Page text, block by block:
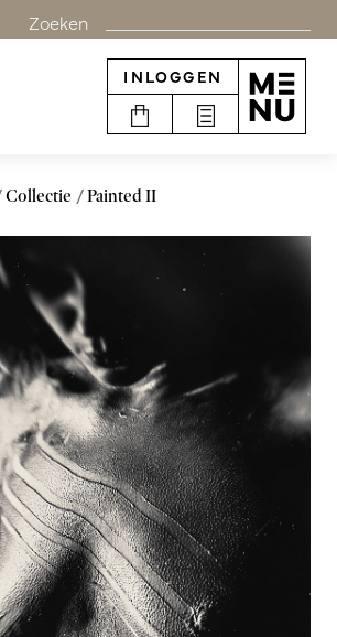
Zoeken
INLOGGEN
Collectie Painted II